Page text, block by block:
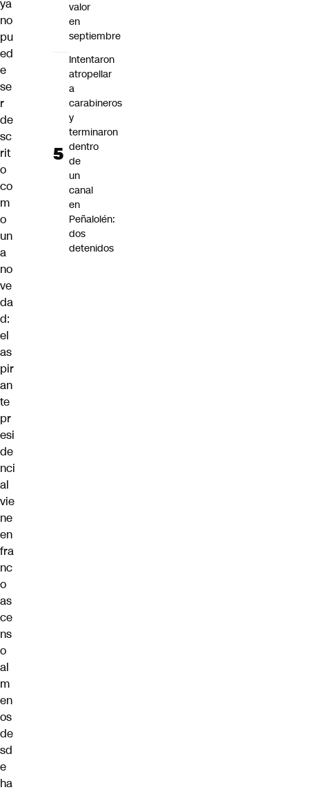
ya
no
pu
ed
e
se
r
de
sc
rit
o
co
m
o
un
a
no
ve
da
d:
el
as
pir
an
te
pr
esi
de
nci
al
vie
ne
en
fra
nc
o
as
ce
ns
o
al
m
en
os
de
sd
e
ha
valor
en
septiembre
Intentaron
atropellar
a
carabineros
y
terminaron
dentro
de
un
canal
en
Peñalolén:
dos
detenidos